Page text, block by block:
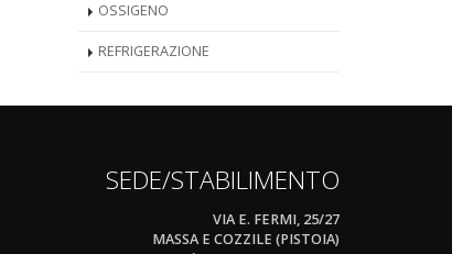
OSSIGENO
REFRIGERAZIONE
SEDE/STABILIMENTO
VIA E. FERMI, 25/27
MASSA E COZZILE (PISTOIA)